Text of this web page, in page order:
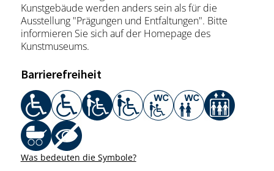
Kunstgebäude werden anders sein als für die
Ausstellung "Prägungen und Entfaltungen". Bitte
informieren Sie sich auf der Homepage des
Kunstmuseums.
Barrierefreiheit
Was bedeuten die Symbole?